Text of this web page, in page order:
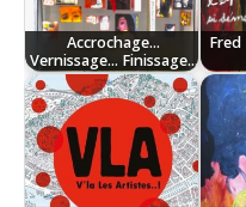
Accrochage...
Vernissage... Finissage...
Fred